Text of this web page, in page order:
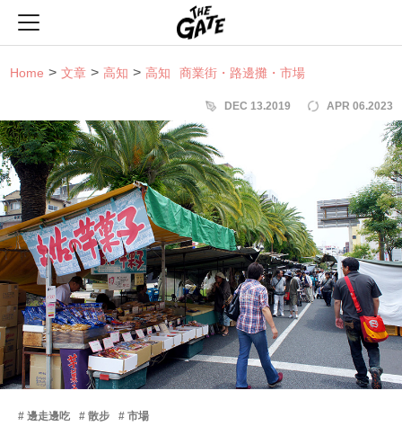
Home 文章 高知 高知 商業街・路邊攤・市場
DEC 13.2019 APR 06.2023
邊走邊吃 散步 市場